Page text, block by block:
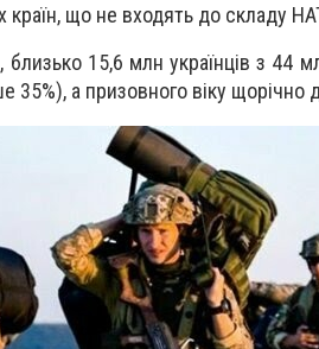
країн, що не входять до складу
15,6 млн українців з 44
35%), а призовного віку щорічно